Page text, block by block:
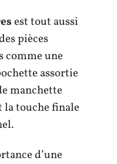
est tout aussi
pièces
comme une
assortie
manchette
touche finale
d’une